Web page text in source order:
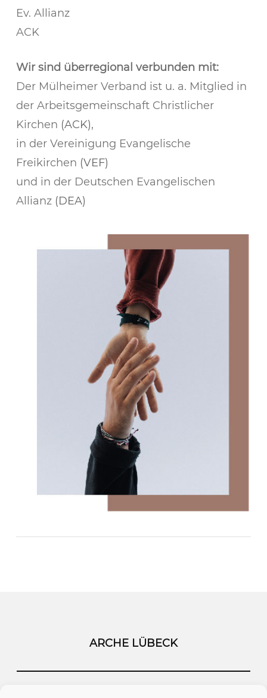
Ev. Allianz
ACK
Wir sind überregional verbunden mit:
Der Mülheimer Verband ist u. a. Mitglied in
der Arbeitsgemeinschaft Christlicher
Kirchen (ACK),
in der Vereinigung Evangelische
Freikirchen (VEF)
und in der Deutschen Evangelischen
Allianz (DEA)
ARCHE LÜBECK